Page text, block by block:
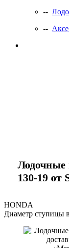
--
--
Лодочные
130-19 от
HONDA
Диаметр ступицы